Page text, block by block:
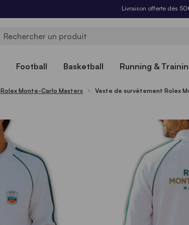
Livraison offerte dès
Football Basketball Running &
Rolex Monte-Carlo Masters Veste de survêtement Rolex